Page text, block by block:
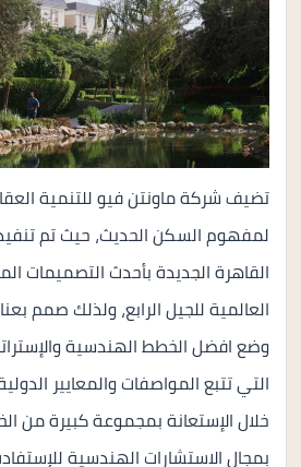
تضيف شركة ماونتن فيو للتنمية
لمفهوم السكن الحديث، حيث تم
القاهرة الجديدة بأحدث التصميمات
العالمية للجيل الرابع، ولذلك صمم
وضع افضل الخطط الهندسية
التي تتبع المواصفات والمعايير
خلال الإستعانة بمجموعة كبيرة من
بمجال الاستشارات الهندسية